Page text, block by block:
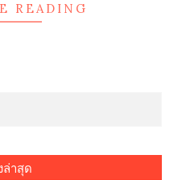
READING
ล่าสุด